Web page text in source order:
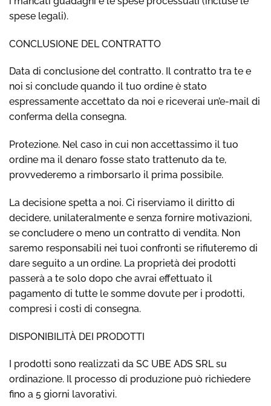
spese legali).
CONCLUSIONE DEL CONTRATTO
Data di conclusione del contratto. Il contratto tra te e
noi si conclude quando il tuo ordine è stato
espressamente accettato da noi e riceverai un’e-mail di
conferma della consegna.
Protezione. Nel caso in cui non accettassimo il tuo
ordine ma il denaro fosse stato trattenuto da te,
provvederemo a rimborsarlo il prima possibile.
La decisione spetta a noi. Ci riserviamo il diritto di
decidere, unilateralmente e senza fornire motivazioni,
se concludere o meno un contratto di vendita. Non
saremo responsabili nei tuoi confronti se rifiuteremo di
dare seguito a un ordine. La proprietà dei prodotti
passerà a te solo dopo che avrai effettuato il
pagamento di tutte le somme dovute per i prodotti,
compresi i costi di consegna.
DISPONIBILITÀ DEI PRODOTTI
I prodotti sono realizzati da SC UBE ADS SRL su
ordinazione. Il processo di produzione può richiedere
fino a 5 giorni lavorativi.